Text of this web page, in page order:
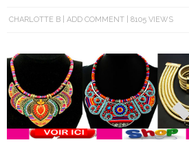
CHARLOTTE B ADD COMMENT 8105 VIEWS